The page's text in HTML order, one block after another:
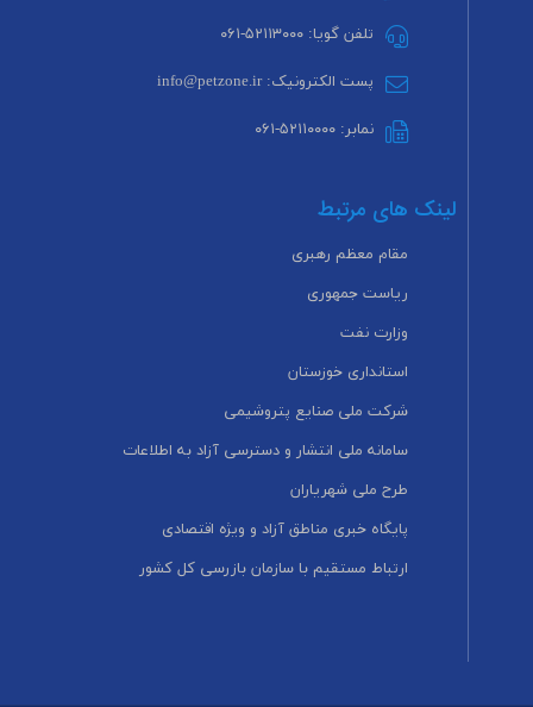
تلفن گویا: ۵۲۱۱۳۰۰۰-۰۶۱
پست الکترونیک: info@petzone.ir
نمابر: ۵۲۱۱۰۰۰۰-۰۶۱
لینک های مرتبط
مقام معظم رهبری
ریاست جمهوری
وزارت نفت
استانداری خوزستان
شرکت ملی صنایع پتروشیمی
سامانه ملی انتشار و دسترسی آزاد به اطلاعات
طرح ملی شهریاران
پایگاه خبری مناطق آزاد و ویژه اقتصادی
ارتباط مستقیم با سازمان بازرسی کل کشور